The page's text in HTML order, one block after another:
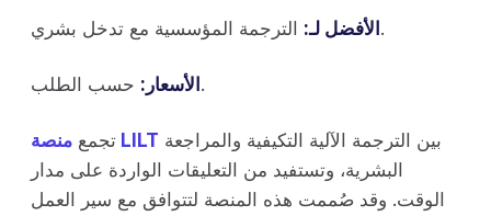
الأفضل لـ:الترجمة المؤسسية مع تدخل بشري.
الأسعار:حسب الطلب.
تجمع منصة LILT
البشرية، وتستفيد من التعليقات الواردة على مدار
الوقت. وقد صُممت هذه المنصة لتتوافق مع سير العمل